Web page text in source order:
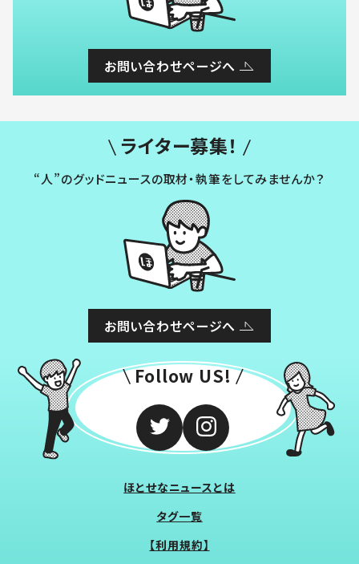
お問い合わせページへ
ライター募集！
“人”のグッドニュースの取材・執筆をしてみませんか？
お問い合わせページへ
Follow US!
ほとせなニュースとは
タグ一覧
【利用規約】